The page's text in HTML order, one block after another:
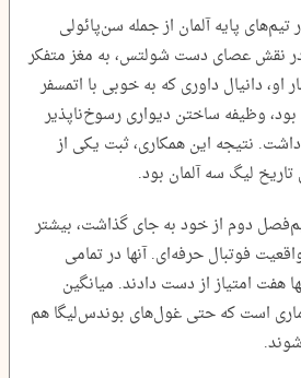
پایه آلمان از جمله سن‌پائولی
در نقش عصای دست شولتس، به مغز متفکر
او، دانیال داوری که به خوبی با اتمسفر
بود، وظیفه ساختن دیواری رسوخ‌ناپذیر
نتیجه این همکاری، ثبت یکی از
لیگ سه آلمان بود.
دوم از خود به جای گذاشت، بیشتر
فوتبال حرفه‌ای. آنها در تمامی
هفت امتیاز از دست دادند. میانگین
آماری است که حتی غول‌های بوندس‌لیگا هم